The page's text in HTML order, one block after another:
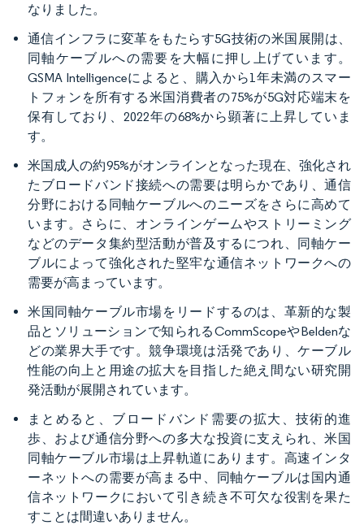
なりました。
通信インフラに変革をもたらす5G技術の米国展開は、
同軸ケーブルへの需要を大幅に押し上げています。
GSMA Intelligenceによると、購入から1年未満のスマー
トフォンを所有する米国消費者の75%が5G対応端末を
保有しており、2022年の68%から顕著に上昇していま
す。
米国成人の約95%がオンラインとなった現在、強化され
たブロードバンド接続への需要は明らかであり、通信
分野における同軸ケーブルへのニーズをさらに高めて
います。さらに、オンラインゲームやストリーミング
などのデータ集約型活動が普及するにつれ、同軸ケー
ブルによって強化された堅牢な通信ネットワークへの
需要が高まっています。
米国同軸ケーブル市場をリードするのは、革新的な製
品とソリューションで知られるCommScopeやBeldenな
どの業界大手です。競争環境は活発であり、ケーブル
性能の向上と用途の拡大を目指した絶え間ない研究開
発活動が展開されています。
まとめると、ブロードバンド需要の拡大、技術的進
歩、および通信分野への多大な投資に支えられ、米国
同軸ケーブル市場は上昇軌道にあります。高速インタ
ーネットへの需要が高まる中、同軸ケーブルは国内通
信ネットワークにおいて引き続き不可欠な役割を果た
すことは間違いありません。